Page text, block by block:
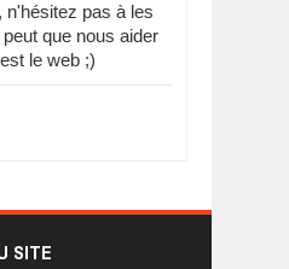
n'hésitez pas à les
que nous aider
le web ;)
SITE